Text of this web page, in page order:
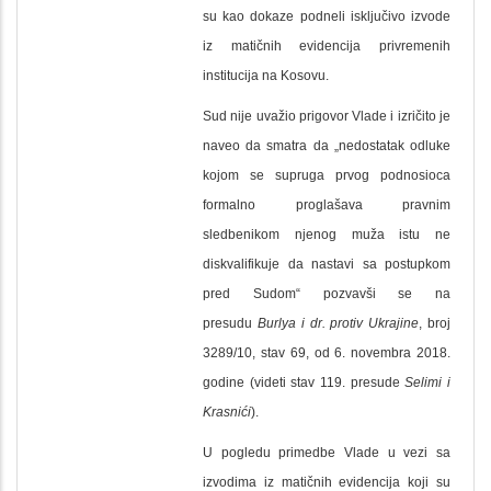
su kao dokaze podneli isključivo izvode
iz matičnih evidencija privremenih
institucija na Kosovu.
Sud nije uvažio prigovor Vlade i izričito je
naveo da smatra da „nedostatak odluke
kojom se supruga prvog podnosioca
formalno proglašava pravnim
sledbenikom njenog muža istu ne
diskvalifikuje da nastavi sa postupkom
pred Sudom“ pozvavši se na
presudu Burlya i dr. protiv Ukrajine, broj
3289/10, stav 69, od 6. novembra 2018.
godine (videti stav 119. presudeSelimi i
Krasnići).
U pogledu primedbe Vlade u vezi sa
izvodima iz matičnih evidencija koji su